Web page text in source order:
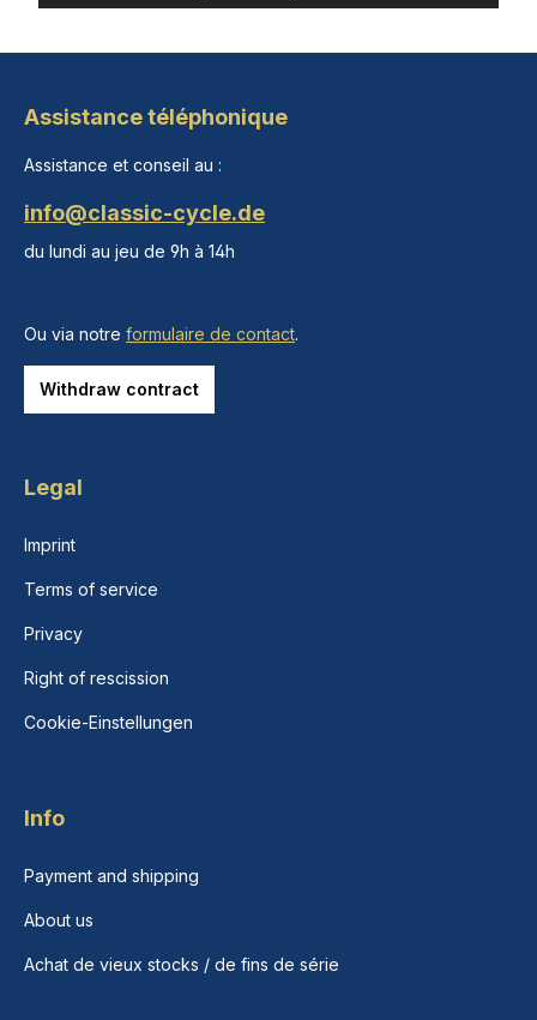
Assistance téléphonique
Assistance et conseil au :
info@classic-cycle.de
du lundi au jeu de 9h à 14h
Ou via notre formulaire de contact.
Withdraw contract
Legal
Imprint
Terms of service
Privacy
Right of rescission
Cookie-Einstellungen
Info
Payment and shipping
About us
Achat de vieux stocks / de fins de série